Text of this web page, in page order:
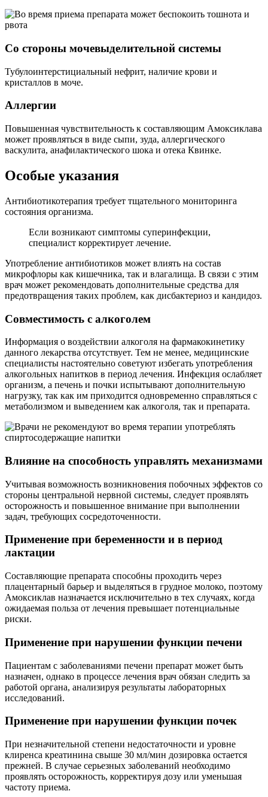
Со стороны мочевыделительной системы
Тубулоинтерстициальный нефрит, наличие крови и
кристаллов в моче.
Аллергии
Повышенная чувствительность к составляющим Амоксиклава
может проявляться в виде сыпи, зуда, аллергического
васкулита, анафилактического шока и отека Квинке.
Особые указания
Антибиотикотерапия требует тщательного мониторинга
состояния организма.
Если возникают симптомы суперинфекции,
специалист корректирует лечение.
Употребление антибиотиков может влиять на состав
микрофлоры как кишечника, так и влагалища. В связи с этим
врач может рекомендовать дополнительные средства для
предотвращения таких проблем, как дисбактериоз и кандидоз.
Совместимость с алкоголем
Информация о воздействии алкоголя на фармакокинетику
данного лекарства отсутствует. Тем не менее, медицинские
специалисты настоятельно советуют избегать употребления
алкогольных напитков в период лечения. Инфекция ослабляет
организм, а печень и почки испытывают дополнительную
нагрузку, так как им приходится одновременно справляться с
метаболизмом и выведением как алкоголя, так и препарата.
Влияние на способность управлять механизмами
Учитывая возможность возникновения побочных эффектов со
стороны центральной нервной системы, следует проявлять
осторожность и повышенное внимание при выполнении
задач, требующих сосредоточенности.
Применение при беременности и в период
лактации
Составляющие препарата способны проходить через
плацентарный барьер и выделяться в грудное молоко, поэтому
Амоксиклав назначается исключительно в тех случаях, когда
ожидаемая польза от лечения превышает потенциальные
риски.
Применение при нарушении функции печени
Пациентам с заболеваниями печени препарат может быть
назначен, однако в процессе лечения врач обязан следить за
работой органа, анализируя результаты лабораторных
исследований.
Применение при нарушении функции почек
При незначительной степени недостаточности и уровне
клиренса креатинина свыше 30 мл/мин дозировка остается
прежней. В случае серьезных заболеваний необходимо
проявлять осторожность, корректируя дозу или уменьшая
частоту приема.